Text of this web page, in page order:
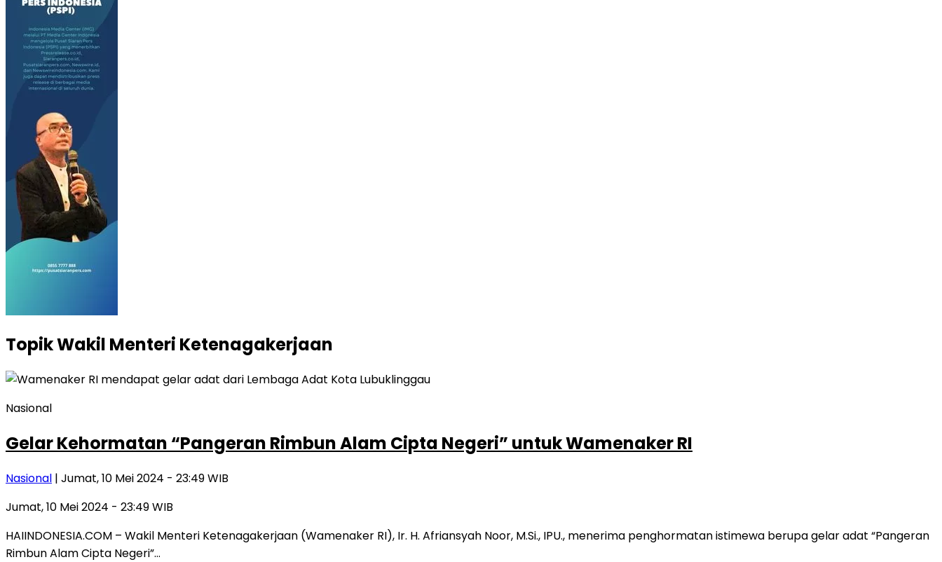
TopikWakil Menteri Ketenagakerjaan
Nasional
Gelar Kehormatan “Pangeran Rimbun Alam Cipta Negeri” untuk Wamenaker RI
Nasional | Jumat, 10 Mei 2024 - 23:49 WIB
Jumat, 10 Mei 2024 - 23:49 WIB
HAIINDONESIA.COM – Wakil Menteri Ketenagakerjaan (Wamenaker RI), Ir. H. Afriansyah Noor, M.Si., IPU., menerima penghormatan istimewa berupa gelar adat “Pangeran
Rimbun Alam Cipta Negeri”…